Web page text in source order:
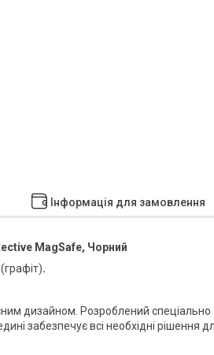
Інформація для замовлення
MagSafe, Чорний
.
дизайном. Розроблений спеціально
забезпечує всі необхідні рішення